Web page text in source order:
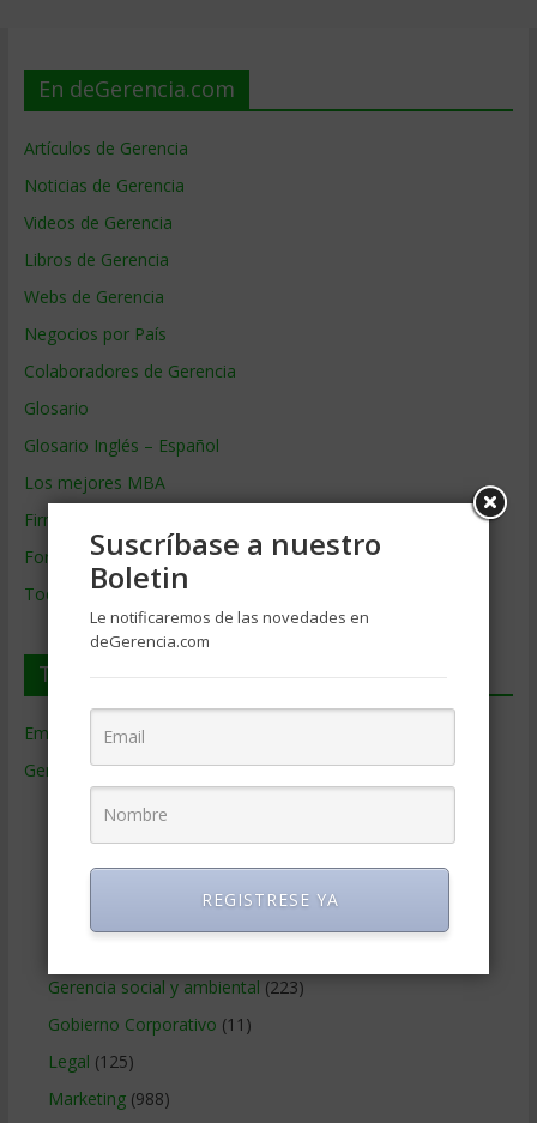
En deGerencia.com
Artículos de Gerencia
Noticias de Gerencia
Videos de Gerencia
Libros de Gerencia
Webs de Gerencia
Negocios por País
Colaboradores de Gerencia
Glosario
Glosario Inglés – Español
Los mejores MBA
Firmas de Gerencia
Formación de Gerencia
Todos los Temas
Temas de Gerencia
Empresas de Gerencia
Gerencia(9.477)
Contabilidad(466)
Educacion Gerencial(454)
Estrategia Empresarial(304)
Gerencia social y ambiental (223)
Gobierno Corporativo (11)
Legal (125)
Marketing(988)
Suscríbase a nuestro
Boletin
Le notificaremos de las novedades en
deGerencia.com
REGISTRESE YA